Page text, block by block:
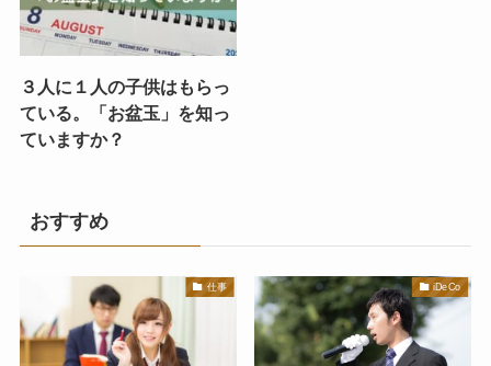
３人に１人の子供はもらっ
ている。「お盆玉」を知っ
ていますか？
おすすめ
仕事 iDeCo